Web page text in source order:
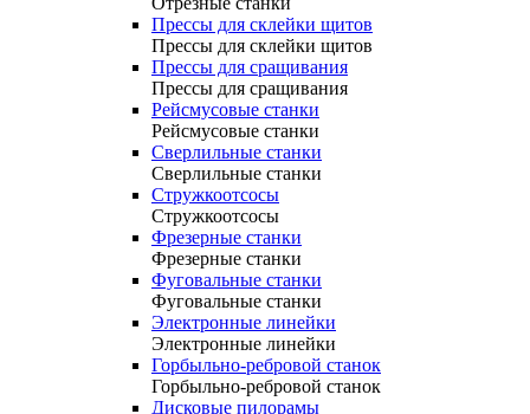
Прессы для склейки щитов
Прессы для склейки щитов
Прессы для сращивания
Прессы для сращивания
Рейсмусовые станки
Рейсмусовые станки
Сверлильные станки
Сверлильные станки
Стружкоотсосы
Стружкоотсосы
Фрезерные станки
Фрезерные станки
Фуговальные станки
Фуговальные станки
Электронные линейки
Электронные линейки
Горбыльно-ребровой станок
Горбыльно-ребровой станок
Дисковые пилорамы